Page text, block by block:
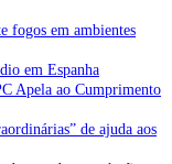
fogos em ambientes
em Espanha
Apela ao Cumprimento
de ajuda aos